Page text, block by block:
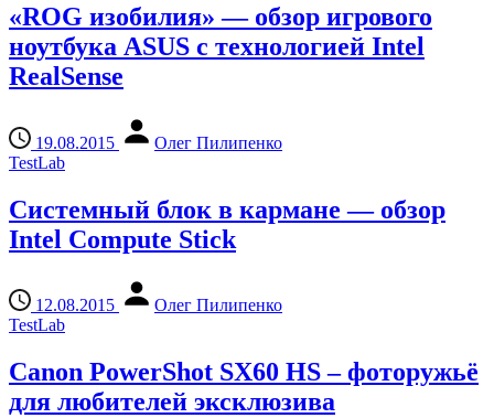
«ROG изобилия» — обзор игрового
ноутбука ASUS с технологией Intel
RealSense
19.08.2015
Олег Пилипенко
TestLab
Системный блок в кармане — обзор
Intel Compute Stick
12.08.2015
Олег Пилипенко
TestLab
Canon PowerShot SX60 HS – фоторужьё
для любителей эксклюзива